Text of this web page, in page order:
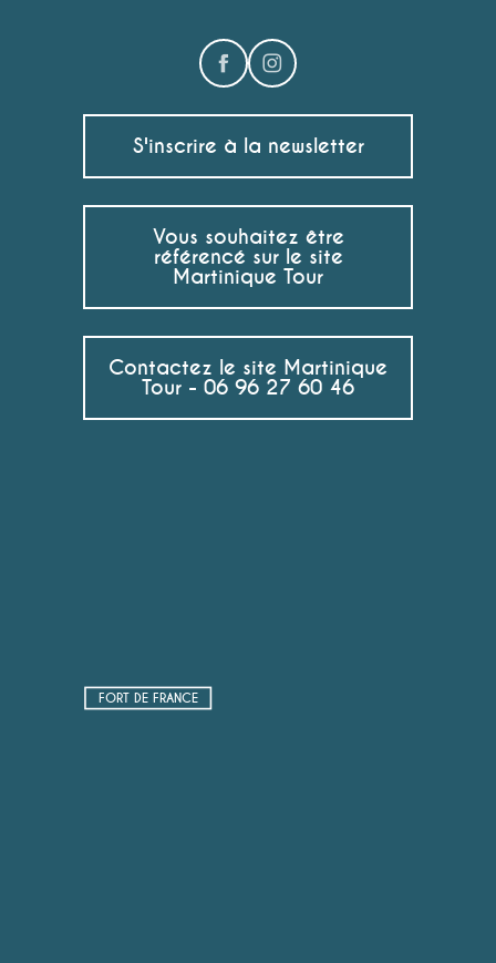
S'inscrire à la newsletter
Vous souhaitez être
référencé sur le site
Martinique Tour
Contactez le site Martinique
Tour - 06 96 27 60 46
FORT DE FRANCE